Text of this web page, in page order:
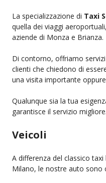
La specializzazione di Taxi
quella dei viaggi
aziende di Monza e Brianza.
Di contorno, offriamo
clienti che chiedono di
una visita importante
Qualunque sia la tua
garantisce il servizio migliore.
Veicoli
A differenza del classico
Milano, le nostre auto sono